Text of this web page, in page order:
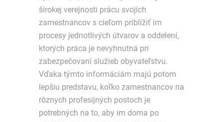
širokej verejnosti prácu svojich
zamestnancov s cieľom priblížiť im
procesy jednotlivých útvarov a oddelení,
ktorých práca je nevyhnutná pri
zabezpečovaní služieb obyvateľstvu.
Vďaka týmto informáciám majú potom
lepšiu predstavu, koľko zamestnancov na
rôznych profesijných postoch je
potrebných na to, aby im doma po